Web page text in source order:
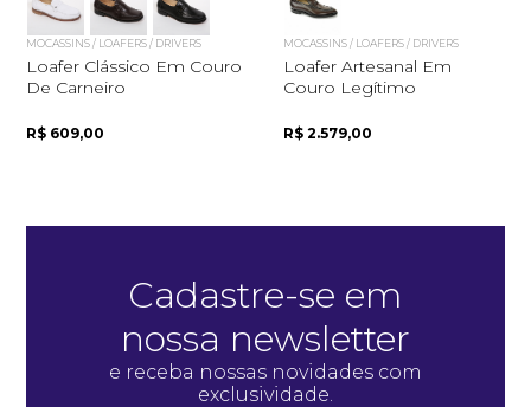
Quero me cadastrar
MOCASSINS / LOAFERS / DRIVERS
Loafer Clássico Em Couro
De Carneiro
R$ 609,00
MOCASSINS / LOAFERS / DRIVERS
Loafer Artesanal Em
Couro Legítimo
R$ 2.579,00
Cadastre-se em
nossa newsletter
e receba nossas novidades com
exclusividade.